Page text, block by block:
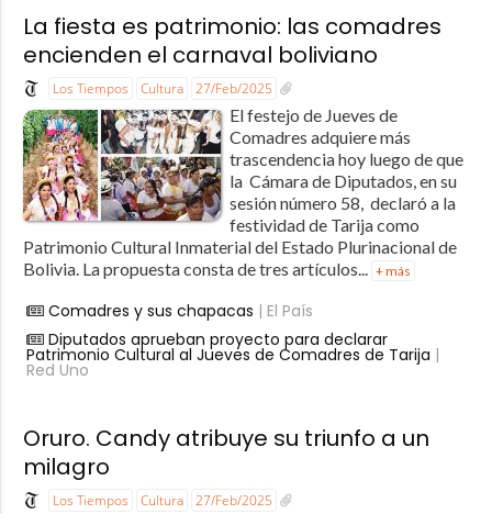
La fiesta es patrimonio: las comadres
encienden el carnaval boliviano
Los Tiempos Cultura 27/Feb/2025
El festejo de Jueves de
Comadres adquiere más
trascendencia hoy luego de que
la Cámara de Diputados, en su
sesión número 58, declaró a la
festividad de Tarija como
Patrimonio Cultural Inmaterial del Estado Plurinacional de
Bolivia. La propuesta consta de tres artículos... + más
Comadres y sus chapacas | El País
Diputados aprueban proyecto para declarar
Patrimonio Cultural al Jueves de Comadres de Tarija |
Red Uno
Oruro. Candy atribuye su triunfo a un
milagro
Los Tiempos Cultura 27/Feb/2025